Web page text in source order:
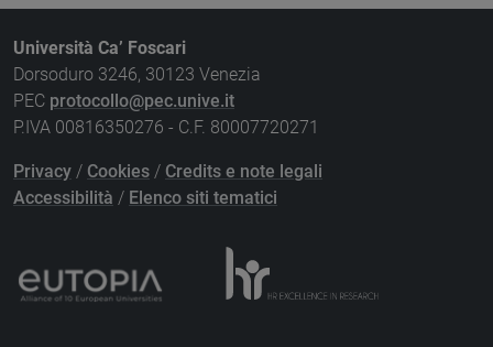
Università Ca’ Foscari
Dorsoduro 3246, 30123 Venezia
PEC protocollo@pec.unive.it
P.IVA 00816350276 - C.F. 80007720271
Privacy / Cookies / Credits e note legali
Accessibilità / Elenco siti tematici